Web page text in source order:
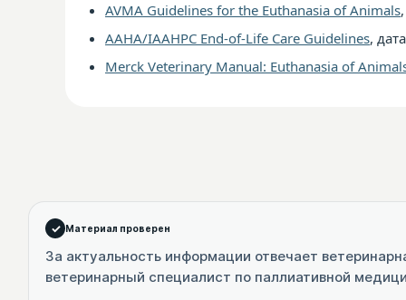
AVMA Guidelines for the Euthanasia of Animals
AAHA/IAAHPC End-of-Life Care Guidelines,
Merck Veterinary Manual: Euthanasia of
Материал проверен
За актуальность информации отвечает
ветеринарный специалист по паллиативной